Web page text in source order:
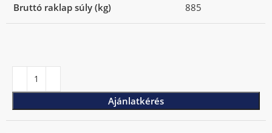
Bruttó raklap súly (kg) 885
Ajánlatkérés